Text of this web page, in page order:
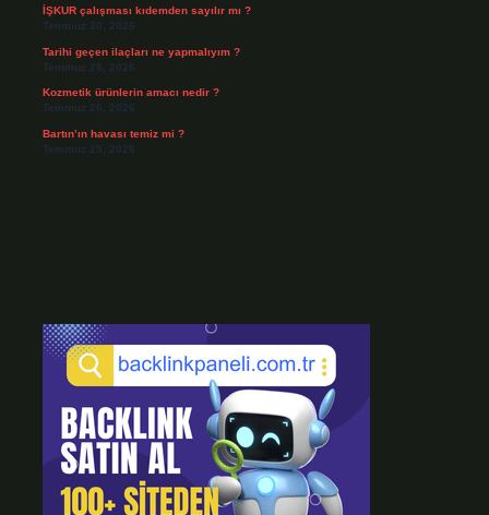
İŞKUR çalışması kıdemden sayılır mı ?
Temmuz 30, 2026
Tarihi geçen ilaçları ne yapmalıyım ?
Temmuz 28, 2026
Kozmetik ürünlerin amacı nedir ?
Temmuz 26, 2026
Bartın’ın havası temiz mi ?
Temmuz 25, 2026